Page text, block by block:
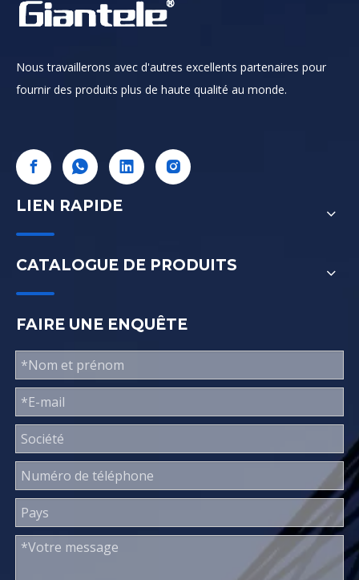
Nous travaillerons avec d'autres excellents partenaires pour
fournir des produits plus de haute qualité au monde.
LIEN RAPIDE
CATALOGUE DE PRODUITS
FAIRE UNE ENQUÊTE